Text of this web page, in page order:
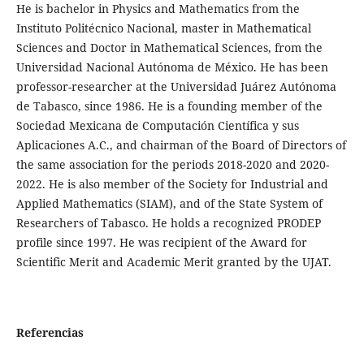
He is bachelor in Physics and Mathematics from the
Instituto Politécnico Nacional, master in Mathematical
Sciences and Doctor in Mathematical Sciences, from the
Universidad Nacional Autónoma de México. He has been
professor-researcher at the Universidad Juárez Autónoma
de Tabasco, since 1986. He is a founding member of the
Sociedad Mexicana de Computación Científica y sus
Aplicaciones A.C., and chairman of the Board of Directors of
the same association for the periods 2018-2020 and 2020-
2022. He is also member of the Society for Industrial and
Applied Mathematics (SIAM), and of the State System of
Researchers of Tabasco. He holds a recognized PRODEP
profile since 1997. He was recipient of the Award for
Scientific Merit and Academic Merit granted by the UJAT.
Referencias